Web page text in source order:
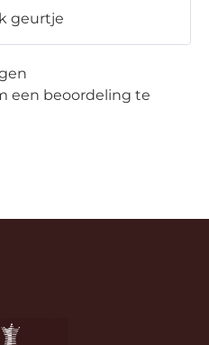
geurtje
een beoordeling te